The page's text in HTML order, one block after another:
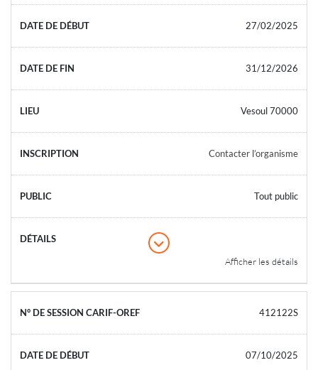
27/02/2025
31/12/2026
Vesoul 70000
Contacter l’organisme
Tout public
Afficher les détails
412122S
07/10/2025